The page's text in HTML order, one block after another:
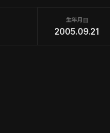
生年月日
2005.09.21